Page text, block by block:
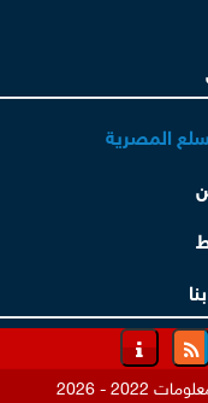
المصرية
2022 - 2026